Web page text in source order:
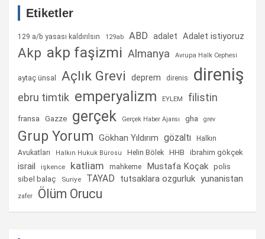
Etiketler
129 a/b yasası kaldırılsın 129ab ABD adalet Adalet istiyoruz
Akp akp faşizmi Almanya Avrupa Halk Cephesi
aytaç ünsal Açlık Grevi deprem direnis direniş
ebru timtik emperyalizm EYLEM filistin
fransa Gazze gerçek Gerçek Haber Ajansı gha grev
Grup Yorum Gökhan Yıldırım gözaltı
Halkın
Avukatları
Halkın Hukuk Bürosu Helin Bölek HHB ibrahim gökçek
israil işkence katliam mahkeme Mustafa Koçak polis
sibel balaç Suriye TAYAD tutsaklara ozgurluk yunanistan
zafer Ölüm Orucu